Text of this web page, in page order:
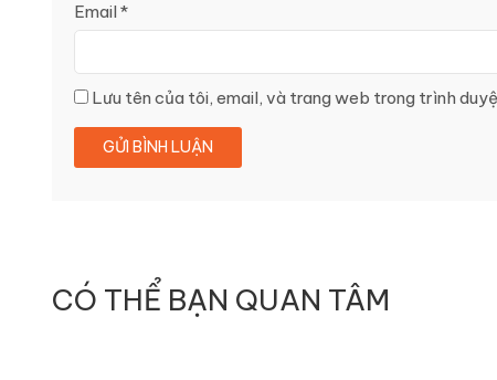
Email*
Lưu tên của tôi, email, và trang web trong trình
CÓ THỂ BẠN QUAN TÂM